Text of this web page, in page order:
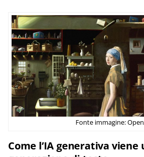
Fonte immagine:
Come l’IA generativa